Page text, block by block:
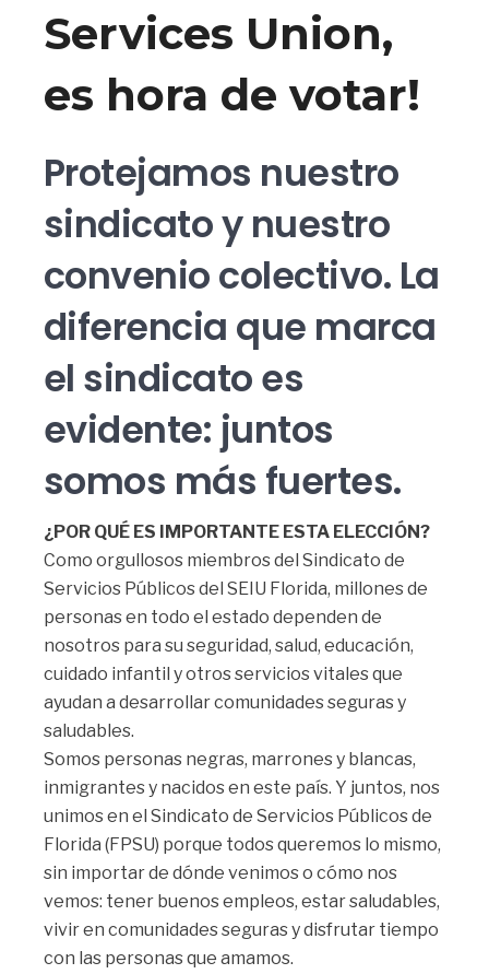
Services Union,
es hora de votar!
Protejamos nuestro
sindicato y nuestro
convenio colectivo. La
diferencia que marca
el sindicato es
evidente: juntos
somos más fuertes.
¿POR QUÉ ES IMPORTANTE ESTA ELECCIÓN?
Como orgullosos miembros del Sindicato de
Servicios Públicos del SEIU Florida, millones de
personas en todo el estado dependen de
nosotros para su seguridad, salud, educación,
cuidado infantil y otros servicios vitales que
ayudan a desarrollar comunidades seguras y
saludables.
Somos personas negras, marrones y blancas,
inmigrantes y nacidos en este país. Y juntos, nos
unimos en el Sindicato de Servicios Públicos de
Florida (FPSU) porque todos queremos lo mismo,
sin importar de dónde venimos o cómo nos
vemos: tener buenos empleos, estar saludables,
vivir en comunidades seguras y disfrutar tiempo
con las personas que amamos.